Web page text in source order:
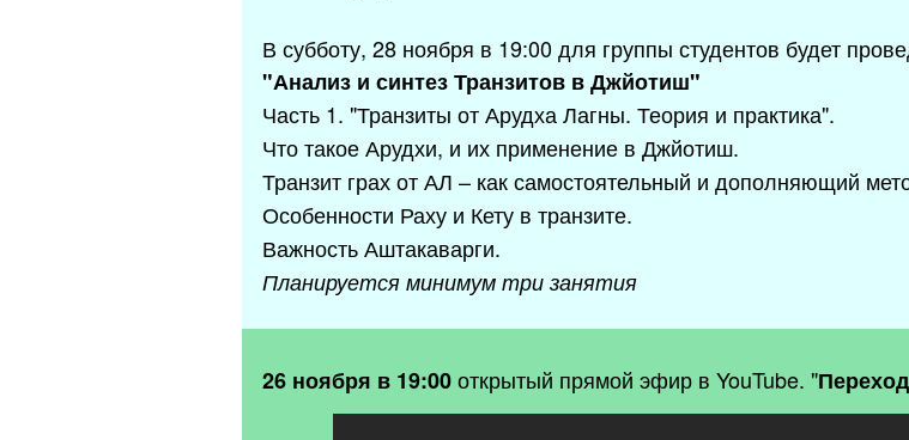
В субботу, 28 ноября в 19:00 для группы студентов будет
"Анализ и синтез Транзитов в Джйотиш"
Часть 1. "Транзиты от Арудха Лагны. Теория и практика".
Что такое Арудхи, и их применение в Джйотиш.
Транзит грах от АЛ – как самостоятельный и дополняющий
Особенности Раху и Кету в транзите.
Важность Аштакаварги.
Планируется минимум три занятия
26 ноября в 19:00открытый прямой эфир в YouTube. "